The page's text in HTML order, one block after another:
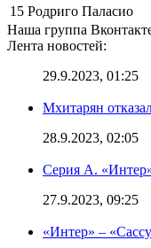
15 Родриго Паласио
Наша группа
Лента новостей:
29.9.2023, 01:25
Мхитарян
28.9.2023, 02:05
Серия А.
27.9.2023, 09:25
«Интер» –